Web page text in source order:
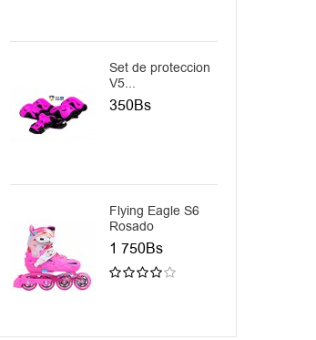
Autobahn Evolution
Set de proteccion
V5...
350Bs
Flying Eagle S6
Rosado
1 750Bs